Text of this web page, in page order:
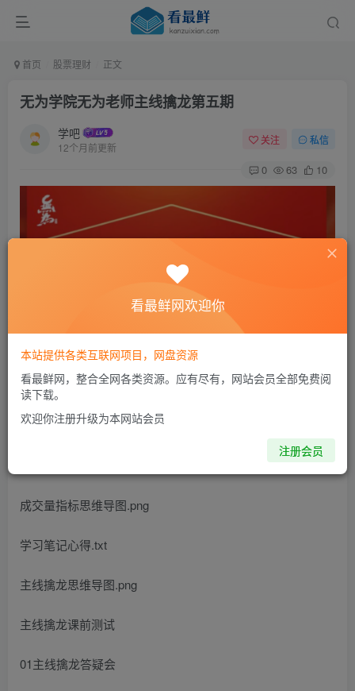
首页 股票理财 正文
无为学院无为老师主线擒龙第五期
学吧
12个月前更新
关注 私信
0 63 10
无为学院无为老师主线擒龙第五期资源简介：
成交量指标思维导图.png
学习笔记心得.txt
主线擒龙思维导图.png
主线擒龙课前测试
01主线擒龙答疑会
看最鲜网欢迎你
本站提供各类互联网项目，网盘资源
看最鲜网，整合全网各类资源。应有尽有，网站会员全部免费阅
读下载。
欢迎你注册升级为本网站会员
注册会员